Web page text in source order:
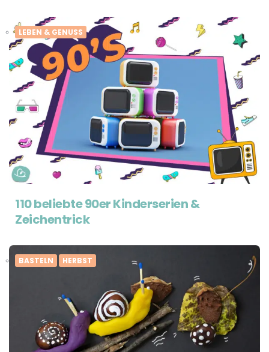
LEBEN & GENUSS
110 beliebte 90er Kinderserien &
Zeichentrick
BASTELN HERBST